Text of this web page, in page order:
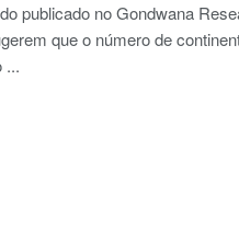
publicado no Gondwana
que o número de
...